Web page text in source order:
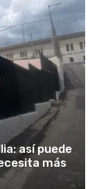
así puede
más